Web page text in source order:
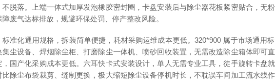
不脱落。上端一体式加厚发泡橡胶密封圈，卡盘安装后与除尘器花板紧密贴合，无
障废气达标排放，规避环保处罚、停产整改风险。
标准化通用规格，拆装简单便捷，耗材采购运维成本更低。320*900 属于市场通用
集尘设备、焊烟除尘柜、打磨除尘一体机、喷砂回收装置，无需改造除尘箱体即可
，国产化采购成本更低。六耳快卡式安装设计，单人无需专业工具，徒手旋转卡盘
比除尘布袋裁剪、缝制更换，极大缩短除尘设备停机时长，不耽误车间加工流水线